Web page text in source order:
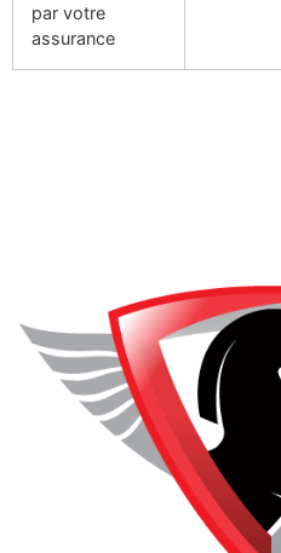
par votre
assurance